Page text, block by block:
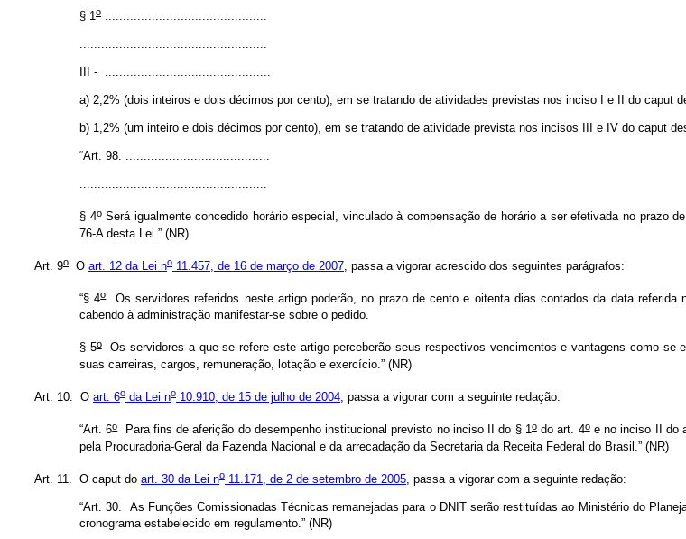
§ 1o .............................................
....................................................
III - ..............................................
a) 2,2% (dois inteiros e dois décimos por cento), em se tratando de atividades previstas nos inciso I e II do caput
b) 1,2% (um inteiro e dois décimos por cento), em se tratando de atividade prevista nos incisos III e IV do caput
“Art. 98. ........................................
....................................................
§ 4oSerá igualmente concedido horário especial, vinculado à compensação de horário a ser efetivada no prazo
76-A desta Lei.” (NR)
Art. 9o O art. 12 da Lei no 11.457, de 16 de março de 2007 , passa a vigorar acrescido dos seguintes parágrafos:
“§ 4oOs servidores referidos neste artigo poderão, no prazo de cento e oitenta dias contados da data
cabendo à administração manifestar-se sobre o pedido.
§ 5oOs servidores a que se refere este artigo perceberão seus respectivos vencimentos e vantagens como
suas carreiras, cargos, remuneração, lotação e exercício.” (NR)
Art. 10. O art. 6o da Lei no 10.910, de 15 de julho de 2004, passa a vigorar com a seguinte redação:
“Art. 6oPara fins de aferição do desempenho institucional previsto no inciso II do § 1odo art. 4oe no inciso II do
pela Procuradoria-Geral da Fazenda Nacional e da arrecadação da Secretaria da Receita Federal do Brasil.” (NR)
Art. 11. O caput do art. 30 da Lei no 11.171, de 2 de setembro de 2005, passa a vigorar com a seguinte redação:
“Art. 30. As Funções Comissionadas Técnicas remanejadas para o DNIT serão restituídas ao Ministério do
cronograma estabelecido em regulamento.” (NR)